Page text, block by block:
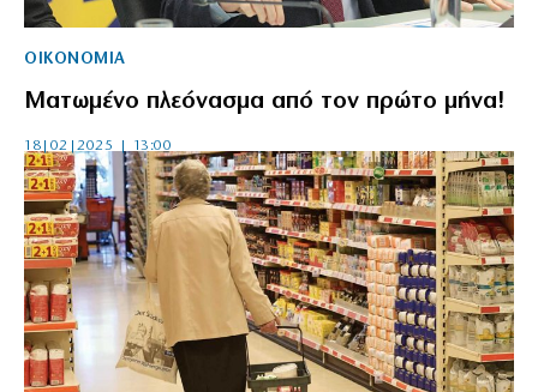
ΟΙΚΟΝΟΜΙΑ
Ματωμένο πλεόνασμα από τον πρώτο μήνα!
18|02|2025 | 13:00